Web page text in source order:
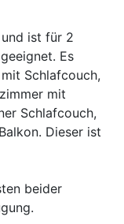
ist für 2
Es
Schlafcouch,
mit
Schlafcouch,
Dieser ist
beider